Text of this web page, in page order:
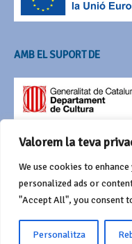
Valorem la teva
We use cookies to
personalized ads or
"Accept All", you consent
Personalitza
AMB EL SUPORT DE
© 2016 Agrupació del Bestiari Festiu i